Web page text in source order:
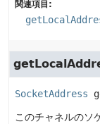
関連項目:
SocketAddress
このチャネルのソ